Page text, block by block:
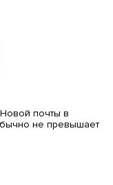
почты в
не превышает